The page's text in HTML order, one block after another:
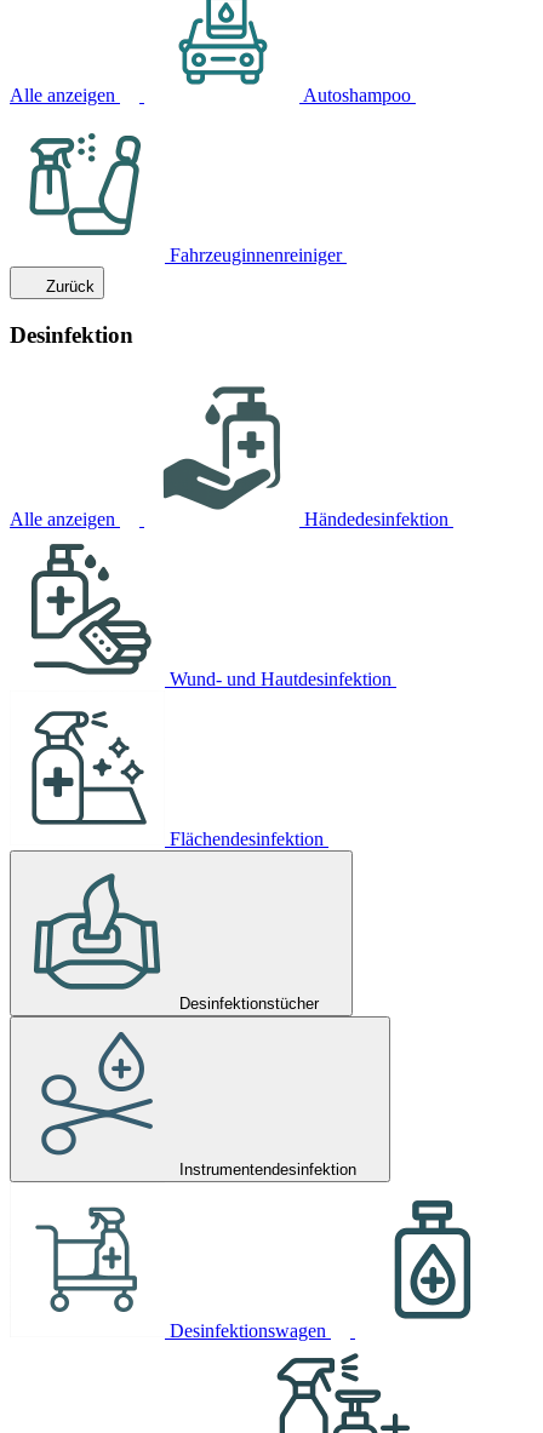
Alle anzeigen Autoshampoo
Fahrzeuginnenreiniger
Zurück
Desinfektion
Alle anzeigen Händedesinfektion
Wund- und Hautdesinfektion
Flächendesinfektion
Desinfektionstücher
Instrumentendesinfektion
Desinfektionswagen